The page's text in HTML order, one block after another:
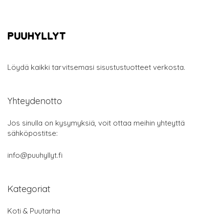
Löydä kaikki tarvitsemasi sisustustuotteet verkosta.
Yhteydenotto
Jos sinulla on kysymyksiä, voit ottaa meihin yhteyttä
sähköpostitse:
info@puuhyllyt.fi
Kategoriat
Koti & Puutarha